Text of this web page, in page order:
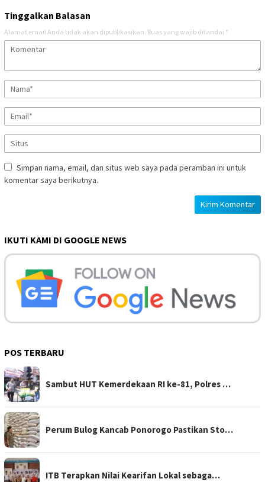
Tinggalkan Balasan
Alamat email Anda tidak akan dipublikasikan. Ruas yang wajib ditandai *
Simpan nama, email, dan situs web saya pada peramban ini untuk
komentar saya berikutnya.
IKUTI KAMI DI GOOGLE NEWS
POS TERBARU
Sambut HUT Kemerdekaan RI ke-81, Polres …
Perum Bulog Kancab Ponorogo Pastikan Sto…
ITB Terapkan Nilai Kearifan Lokal sebaga…